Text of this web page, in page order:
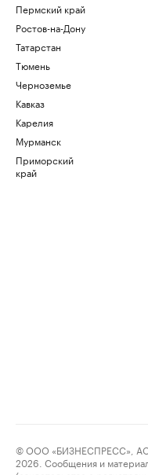
Пермский край
Ростов-на-Дону
Татарстан
Тюмень
Черноземье
Кавказ
Карелия
Мурманск
Приморский
край
© ООО «БИЗНЕСПРЕСС»,
2026. Сообщения и